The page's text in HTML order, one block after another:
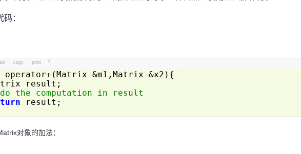
：
copy print ?
operator+(Matrix &m1,Matrix &x2){
result;
the computation in result
result;
对象的加法：